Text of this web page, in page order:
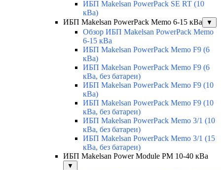
ИБП Makelsan PowerPack SE RT (10
кВа)
ИБП Makelsan PowerPack Memo 6-15 кВа
▼
Обзор ИБП Makelsan PowerPack Memo
6-15 кВа
ИБП Makelsan PowerPack Memo F9 (6
кВа)
ИБП Makelsan PowerPack Memo F9 (6
кВа, без батареи)
ИБП Makelsan PowerPack Memo F9 (10
кВа)
ИБП Makelsan PowerPack Memo F9 (10
кВа, без батареи)
ИБП Makelsan PowerPack Memo 3/1 (10
кВа, без батареи)
ИБП Makelsan PowerPack Memo 3/1 (15
кВа, без батареи)
ИБП Makelsan Power Module PM 10-40 кВа
▼